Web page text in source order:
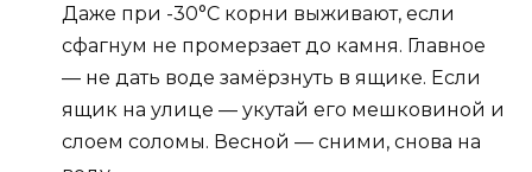
Даже при -30°C корни выживают, если
сфагнум не промерзает до камня. Главное
— не дать воде замёрзнуть в ящике. Если
ящик на улице — укутай его мешковиной и
слоем соломы. Весной — сними, снова на